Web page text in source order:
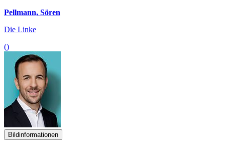
Pellmann, Sören
Die Linke
()
Bildinformationen